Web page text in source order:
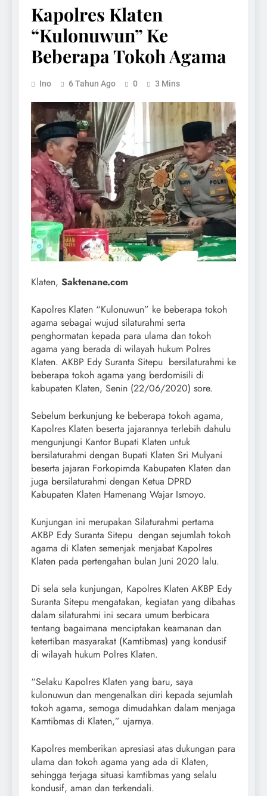
Kapolres Klaten
“Kulonuwun” Ke
Beberapa Tokoh Agama
Ino 6 Tahun Ago 0 3 Mins
Klaten, Saktenane.com
Kapolres Klaten “Kulonuwun” ke beberapa tokoh
agama sebagai wujud silaturahmi serta
penghormatan kepada para ulama dan tokoh
agama yang berada di wilayah hukum Polres
Klaten. AKBP Edy Suranta Sitepu bersilaturahmi ke
beberapa tokoh agama yang berdomisili di
kabupaten Klaten, Senin (22/06/2020) sore.
Sebelum berkunjung ke beberapa tokoh agama,
Kapolres Klaten beserta jajarannya terlebih dahulu
mengunjungi Kantor Bupati Klaten untuk
bersilaturahmi dengan Bupati Klaten Sri Mulyani
beserta jajaran Forkopimda Kabupaten Klaten dan
juga bersilaturahmi dengan Ketua DPRD
Kabupaten Klaten Hamenang Wajar Ismoyo.
Kunjungan ini merupakan Silaturahmi pertama
AKBP Edy Suranta Sitepu dengan sejumlah tokoh
agama di Klaten semenjak menjabat Kapolres
Klaten pada pertengahan bulan Juni 2020 lalu.
Di sela sela kunjungan, Kapolres Klaten AKBP Edy
Suranta Sitepu mengatakan, kegiatan yang dibahas
dalam silaturahmi ini secara umum berbicara
tentang bagaimana menciptakan keamanan dan
ketertiban masyarakat (Kamtibmas) yang kondusif
di wilayah hukum Polres Klaten.
“Selaku Kapolres Klaten yang baru, saya
kulonuwun dan mengenalkan diri kepada sejumlah
tokoh agama, semoga dimudahkan dalam menjaga
Kamtibmas di Klaten,” ujarnya.
Kapolres memberikan apresiasi atas dukungan para
ulama dan tokoh agama yang ada di Klaten,
sehingga terjaga situasi kamtibmas yang selalu
kondusif, aman dan terkendali.